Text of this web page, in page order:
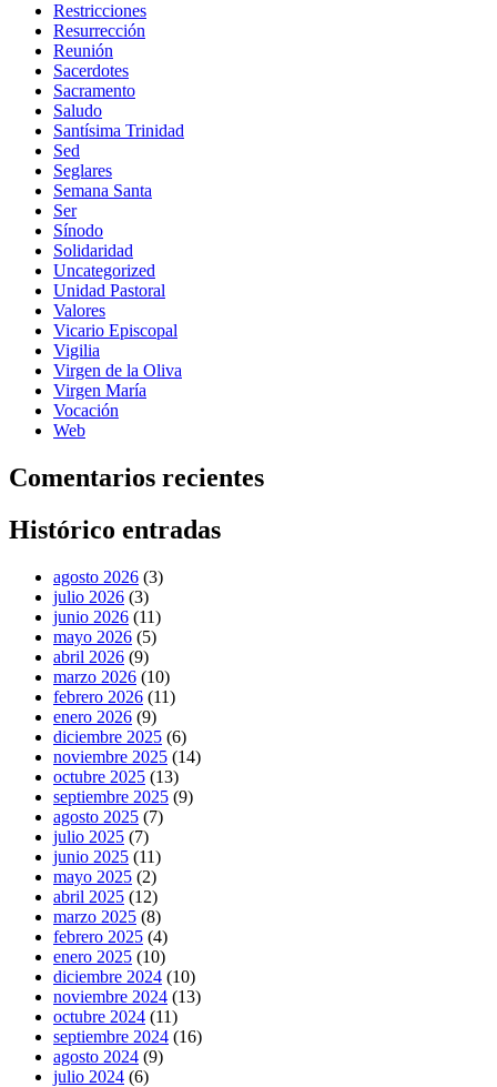
Restricciones
Resurrección
Reunión
Sacerdotes
Sacramento
Saludo
Santísima Trinidad
Sed
Seglares
Semana Santa
Ser
Sínodo
Solidaridad
Uncategorized
Unidad Pastoral
Valores
Vicario Episcopal
Vigilia
Virgen de la Oliva
Virgen María
Vocación
Web
Comentarios recientes
Histórico entradas
agosto 2026 (3)
julio 2026 (3)
junio 2026 (11)
mayo 2026 (5)
abril 2026 (9)
marzo 2026 (10)
febrero 2026 (11)
enero 2026 (9)
diciembre 2025 (6)
noviembre 2025 (14)
octubre 2025 (13)
septiembre 2025 (9)
agosto 2025 (7)
julio 2025 (7)
junio 2025 (11)
mayo 2025 (2)
abril 2025 (12)
marzo 2025 (8)
febrero 2025 (4)
enero 2025 (10)
diciembre 2024 (10)
noviembre 2024 (13)
octubre 2024 (11)
septiembre 2024 (16)
agosto 2024 (9)
julio 2024 (6)